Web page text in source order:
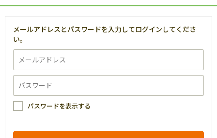
メールアドレスとパスワードを入力してログインしてくださ
い。
パスワードを表示する